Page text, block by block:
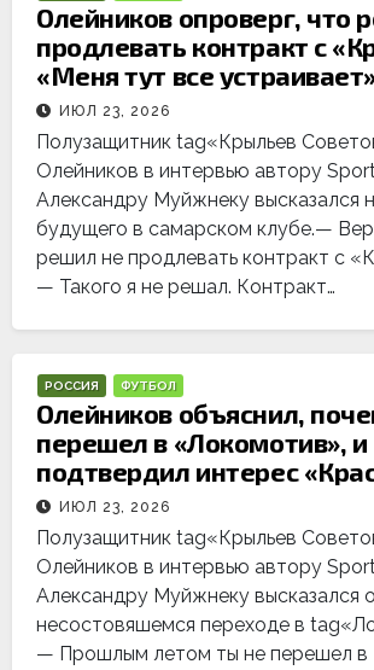
Олейников опроверг, что
продлевать контракт с
«Меня тут все
ИЮЛ 23, 2026
Полузащитник tag«Крыльев
Олейников в интервью автору
Александру Муйжнеку высказался
будущего в самарском клубе.—
решил не продлевать контракт с
— Такого я не решал. Контракт…
РОССИЯ ФУТБОЛ
Олейников объяснил,
перешел в «Локомотив», и
подтвердил интерес
ИЮЛ 23, 2026
Полузащитник tag«Крыльев
Олейников в интервью автору
Александру Муйжнеку высказался о
несостовяшемся переходе в
— Прошлым летом ты не перешел в